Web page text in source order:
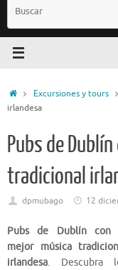
InicioExcursiones y tours
irlandesa
Pubs de
tradicional
dpmubago 12
Pubs de Dublín con
mejor música
irlandesa. Descubra